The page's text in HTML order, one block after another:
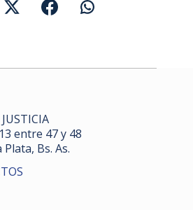
entre 47 y 48
Plata, Bs. As.